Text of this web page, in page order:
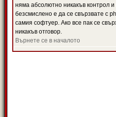
няма абсолютно никакъв контрол
безсмислено е да се свързвате с
самия софтуер. Ако все пак се
никакъв отговор.
Върнете се в началото